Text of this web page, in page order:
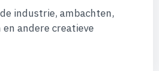
industrie, ambachten,
andere creatieve